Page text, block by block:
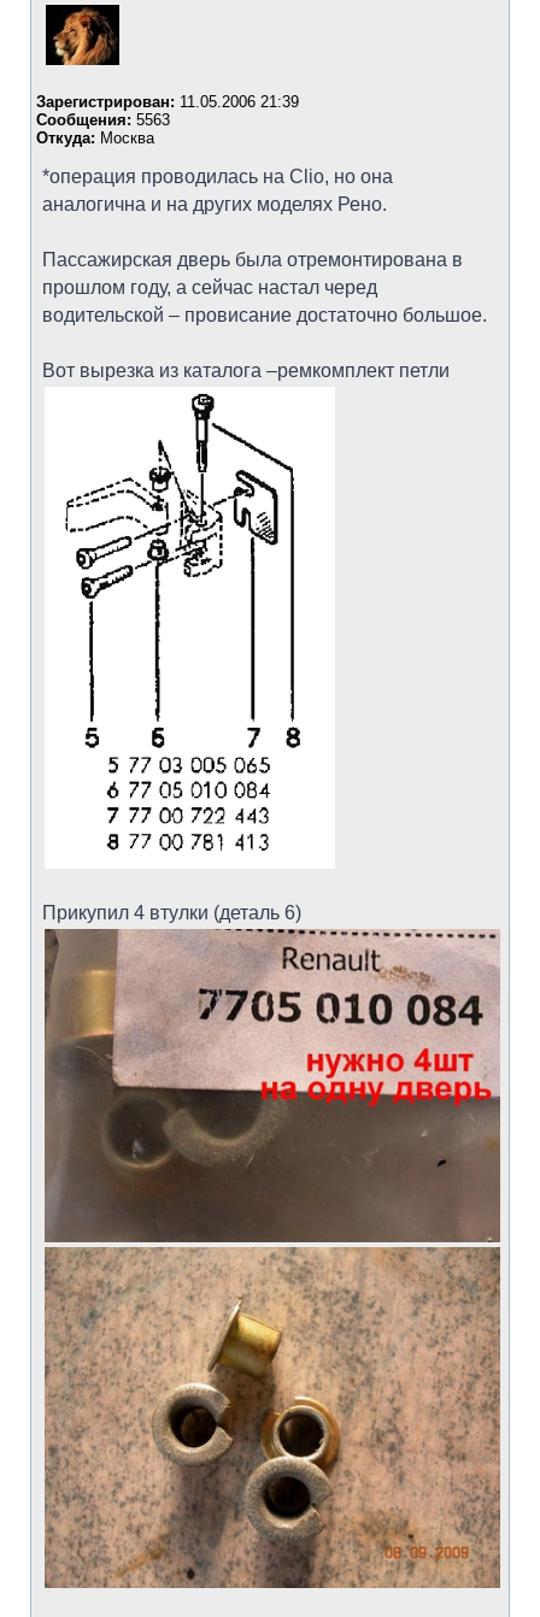
Зарегистрирован: 11.05.2006 21:39
Сообщения: 5563
Откуда: Москва
*операция проводилась на Clio, но она
аналогична и на других моделях Рено.
Пассажирская дверь была отремонтирована в
прошлом году, а сейчас настал черед
водительской – провисание достаточно большое.
Вот вырезка из каталога –ремкомплект петли
Прикупил 4 втулки (деталь 6)